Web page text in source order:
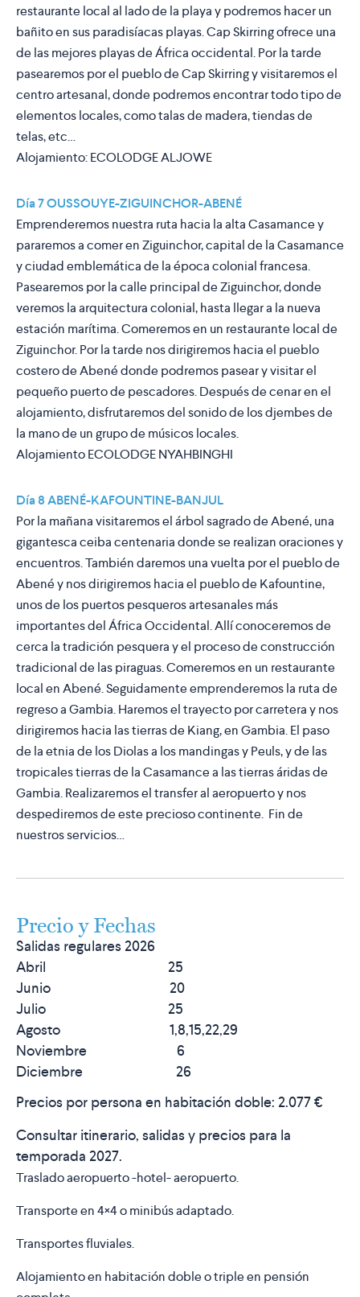
restaurante local al lado de la playa y podremos hacer un
bañito en sus paradisíacas playas. Cap Skirring ofrece una
de las mejores playas de África occidental. Por la tarde
pasearemos por el pueblo de Cap Skirring y visitaremos el
centro artesanal, donde podremos encontrar todo tipo de
elementos locales, como talas de madera, tiendas de
telas, etc…
Alojamiento:ECOLODGE ALJOWE
Día 7 OUSSOUYE-ZIGUINCHOR-ABENÉ
Emprenderemos nuestra ruta hacia la alta Casamance y
pararemos a comer en Ziguinchor, capital de la Casamance
y ciudad emblemática de la época colonial francesa.
Pasearemos por la calle principal de Ziguinchor, donde
veremos la arquitectura colonial, hasta llegar a la nueva
estación marítima. Comeremos en un restaurante local de
Ziguinchor. Por la tarde nos dirigiremos hacia el pueblo
costero de Abené donde podremos pasear y visitar el
pequeño puerto de pescadores. Después de cenar en el
alojamiento, disfrutaremos del sonido de los djembes de
la mano de un grupo de músicos locales.
AlojamientoECOLODGE NYAHBINGHI
Día 8 ABENÉ-KAFOUNTINE-BANJUL
Por la mañana visitaremos el árbol sagrado de Abené, una
gigantesca ceiba centenaria donde se realizan oraciones y
encuentros. También daremos una vuelta por el pueblo de
Abené y nos dirigiremos hacia el pueblo de Kafountine,
unos de los puertos pesqueros artesanales más
importantes del África Occidental. Allí conoceremos de
cerca la tradición pesquera y el proceso de construcción
tradicional de las piraguas. Comeremos en un restaurante
local en Abené. Seguidamente emprenderemos la ruta de
regreso a Gambia. Haremos el trayecto por carretera y nos
dirigiremos hacia las tierras de Kiang, en Gambia. El paso
de la etnia de los Diolas a los mandingas y Peuls, y de las
tropicales tierras de la Casamance a las tierras áridas de
Gambia. Realizaremos el transfer al aeropuerto y nos
despediremos de este precioso continente. Fin de
nuestros servicios…
Precio y Fechas
Salidas regulares 2026
Abril 25
Junio 20
Julio 25
Agosto 1,8,15,22,29
Noviembre 6
Diciembre 26
Precios por persona en habitación doble: 2.077€
Consultar itinerario, salidas y precios para la
temporada 2027.
Traslado aeropuerto -hotel- aeropuerto.
Transporte en 4×4 o minibús adaptado.
Transportes fluviales.
Alojamiento en habitación doble o triple en pensión